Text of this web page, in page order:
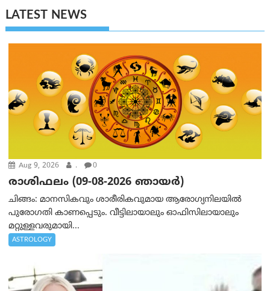
LATEST NEWS
Aug 9, 2026 . 0
രാശിഫലം (09-08-2026 ഞായര്‍)
ചിങ്ങം: മാനസികവും ശാരീരികവുമായ ആരോഗ്യനിലയിൽ
പുരോഗതി കാണപ്പെടും. വീട്ടിലായാലും ഓഫിസിലായാലും
മറ്റുള്ളവരുമായി...
ASTROLOGY